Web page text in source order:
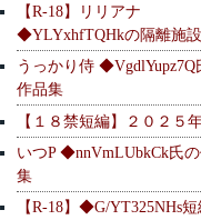
【R-18】リリアナ
◆YLYxhfTQHkの隔離施設
うっかり侍 ◆VgdlYupz7Q
作品集
【１８禁短編】２０２５
いつP ◆nnVmLUbkCk氏
集
【R-18】◆G/YT325NHs